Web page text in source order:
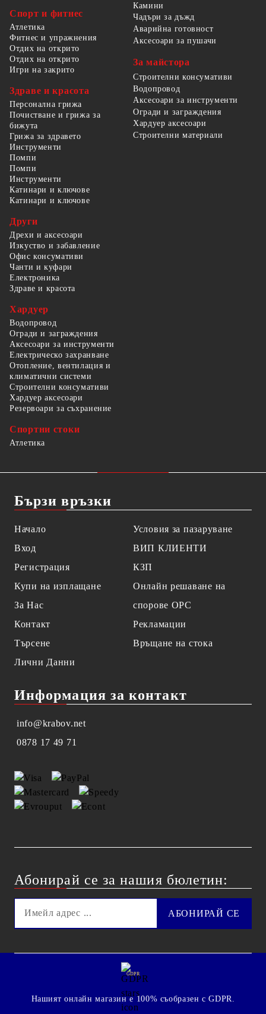
Спорт и фитнес
Атлетика
Фитнес и упражнения
Отдих на открито
Отдих на открито
Игри на закрито
Здраве и красота
Персонална грижа
Почистване и грижа за
бижута
Грижа за здравето
Камини
Чадъри за дъжд
Аварийна готовност
Аксесоари за пушачи
За майстора
Строителни консумативи
Водопровод
Аксесоари за инструменти
Огради и заграждения
Хардуер аксесоари
Строителни материали
Инструменти
Помпи
Помпи
Инструменти
Катинари и ключове
Катинари и ключове
Други
Дрехи и аксесоари
Изкуство и забавление
Офис консумативи
Чанти и куфари
Електроника
Здраве и красота
Хардуер
Водопровод
Огради и заграждения
Аксесоари за инструменти
Електрическо захранване
Отопление, вентилация и
климатични системи
Строителни консумативи
Хардуер аксесоари
Резервоари за съхранение
Спортни стоки
Атлетика
Бързи връзки
Начало
Вход
Регистрация
Купи на изплащане
За Нас
Контакт
Търсене
Лични Данни
Условия за пазаруване
ВИП КЛИЕНТИ
КЗП
Онлайн решаване на
спорове OPC
Рекламации
Връщане на стока
Информация за контакт
info@krabov.net
0878 17 49 71
Абонирай се за нашия бюлетин:
GDPR
Нашият онлайн магазин е 100% съобразен с GDPR.